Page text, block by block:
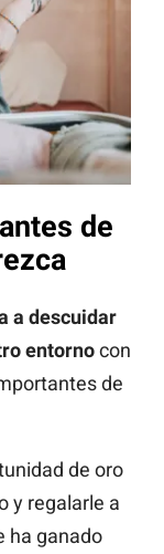
de
a descuidar
entornocon
de
de oro
y regalarle a
ha ganado